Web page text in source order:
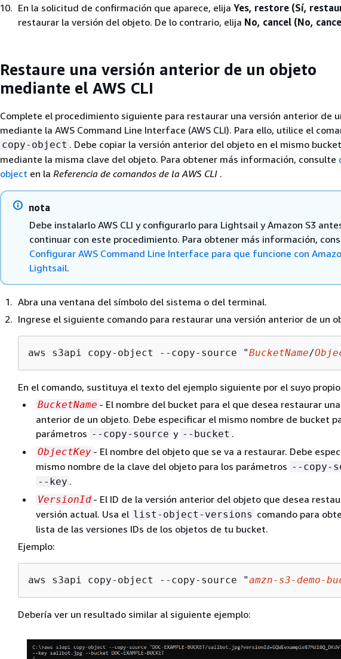
En la solicitud de confirmación que aparece, elija Yes, restore (Sí,
restaurar la versión del objeto. De lo contrario, elija No, cancel (No,
Restaure una versión anterior de un objeto
mediante el AWS CLI
Complete el procedimiento siguiente para restaurar una versión anterior de
mediante la AWS Command Line Interface (AWS CLI). Para ello, utilice el
copy-object . Debe copiar la versión anterior del objeto en el mismo
mediante la misma clave del objeto. Para obtener más información, consulte
object en la Referencia de comandos de la AWS CLI .
nota
Debe instalarlo AWS CLI y configurarlo para Lightsail y Amazon S3
continuar con este procedimiento. Para obtener más información,
Configurar AWS Command Line Interface para que funcione con
Lightsail.
Abra una ventana del símbolo del sistema o del terminal.
Ingrese el siguiente comando para restaurar una versión anterior de un
aws s3api copy-object --copy-source "BucketName/
En el comando, sustituya el texto del ejemplo siguiente por el suyo
BucketName - El nombre del bucket para el que desea restaurar
anterior de un objeto. Debe especificar el mismo nombre de bucket
parámetros --copy-source y --bucket .
ObjectKey - El nombre del objeto que se va a restaurar. Debe
mismo nombre de la clave del objeto para los parámetros --copy-
--key .
VersionId - El ID de la versión anterior del objeto que desea
versión actual. Usa el list-object-versions comando para
lista de las versiones IDs de los objetos de tu bucket.
Ejemplo:
aws s3api copy-object --copy-source "amzn-s3-demo-
Debería ver un resultado similar al siguiente ejemplo: